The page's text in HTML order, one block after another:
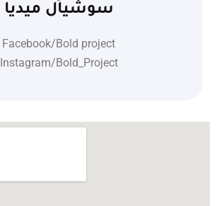
سوشيال ميديا
Facebook/Bold project
Instagram/Bold_Project